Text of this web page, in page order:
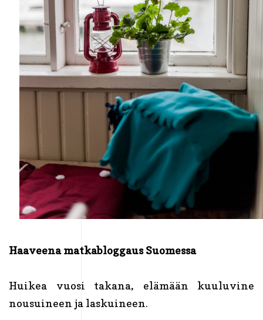
Haaveena matkabloggaus Suomessa
Huikea vuosi takana, elämään kuuluvine
nousuineen ja laskuineen.